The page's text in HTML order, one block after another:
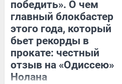
победить». О чем
главный блокбастер
этого года, который
бьет рекорды в
прокате: честный
отзыв на «Одиссею»
Нолана